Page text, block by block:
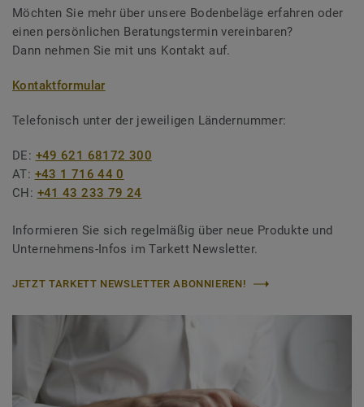
Möchten Sie mehr über unsere Bodenbeläge erfahren oder
einen persönlichen Beratungstermin vereinbaren?
Dann nehmen Sie mit uns Kontakt auf.
Kontaktformular
Telefonisch unter der jeweiligen Ländernummer:
DE: +49 621 68172 300
AT: +43 1 716 44 0
CH: +41 43 233 79 24
Informieren Sie sich regelmäßig über neue Produkte und
Unternehmens-Infos im Tarkett Newsletter.
JETZT TARKETT NEWSLETTER ABONNIEREN!